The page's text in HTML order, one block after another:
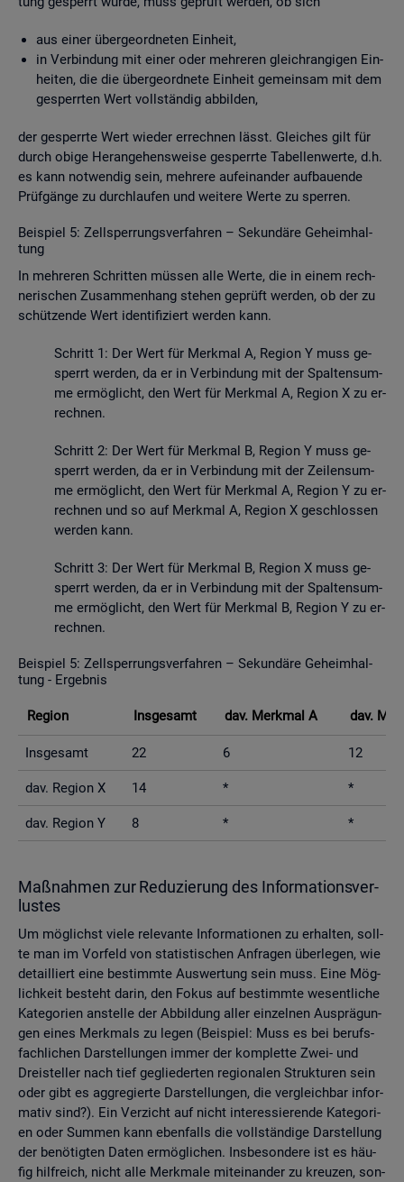
aus einer über­ge­ord­ne­ten Ein­heit,
in Ver­bin­dung mit einer oder meh­re­ren gleich­ran­gi­gen Ein­
hei­ten, die die über­ge­ord­ne­te Ein­heit ge­mein­sam mit dem
ge­sperr­ten Wert voll­stän­dig ab­bil­den,
der ge­sperr­te Wert wie­der er­rech­nen lässt. Glei­ches gilt für
durch obige Her­an­ge­hens­wei­se ge­sperr­te Ta­bel­len­wer­te, d.h.
es kann not­wen­dig sein, meh­re­re auf­ein­an­der auf­bau­en­de
Prüf­gän­ge zu durch­lau­fen und wei­te­re Werte zu sper­ren.
Bei­spiel 5: Zell­sper­rungs­ver­fah­ren – Se­kun­dä­re Ge­heim­hal­
tung
In meh­re­ren Schrit­ten müs­sen alle Werte, die in einem rech­
ne­ri­schen Zu­sam­men­hang ste­hen ge­prüft wer­den, ob der zu
schüt­zen­de Wert iden­ti­fi­ziert wer­den kann.
Schritt 1: Der Wert für Merk­mal A, Re­gi­on Y muss ge­
sperrt wer­den, da er in Ver­bin­dung mit der Spal­ten­sum­
me er­mög­licht, den Wert für Merk­mal A, Re­gi­on X zu er­
rech­nen.
Schritt 2: Der Wert für Merk­mal B, Re­gi­on Y muss ge­
sperrt wer­den, da er in Ver­bin­dung mit der Zei­len­sum­
me er­mög­licht, den Wert für Merk­mal A, Re­gi­on Y zu er­
rech­nen und so auf Merk­mal A, Re­gi­on X ge­schlos­sen
wer­den kann.
Schritt 3: Der Wert für Merk­mal B, Re­gi­on X muss ge­
sperrt wer­den, da er in Ver­bin­dung mit der Spal­ten­sum­
me er­mög­licht, den Wert für Merk­mal B, Re­gi­on Y zu er­
rech­nen.
Bei­spiel 5: Zell­sper­rungs­ver­fah­ren – Se­kun­dä­re Ge­heim­hal­
tung - Er­geb­nis
Re­gi­on Ins­ge­samt dav. Merk­mal A dav.
Ins­ge­samt 22 6 12
dav. Re­gi­on X 14 * *
dav. Re­gi­on Y 8 * *
Maß­nah­men zur Re­du­zie­rung des In­for­ma­ti­ons­ver­
lus­tes
Um mög­lichst viele re­le­van­te In­for­ma­tio­nen zu er­hal­ten, soll­
te man im Vor­feld von sta­tis­ti­schen An­fra­gen über­le­gen, wie
de­tail­liert eine be­stimm­te Aus­wer­tung sein muss. Eine Mög­
lich­keit be­steht darin, den Fokus auf be­stimm­te we­sent­li­che
Ka­te­go­ri­en an­stel­le der Ab­bil­dung aller ein­zel­nen Aus­prä­gun­
gen eines Merk­mals zu legen (Bei­spiel: Muss es bei be­rufs­
fach­li­chen Dar­stel­lun­gen immer der kom­plet­te Zwei- und
Drei­stel­ler nach tief ge­glie­der­ten re­gio­na­len Struk­tu­ren sein
oder gibt es agg­re­gier­te Dar­stel­lun­gen, die ver­gleich­bar in­for­
ma­tiv sind?). Ein Ver­zicht auf nicht in­ter­es­sie­ren­de Ka­te­go­ri­
en oder Sum­men kann eben­falls die voll­stän­di­ge Dar­stel­lung
der be­nö­tig­ten Daten er­mög­li­chen. Ins­be­son­de­re ist es häu­
fig hilf­reich, nicht alle Merk­ma­le mit­ein­an­der zu kreu­zen, son­